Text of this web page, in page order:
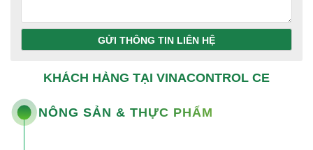
GỬI THÔNG TIN LIÊN HỆ
KHÁCH HÀNG TẠI VINACONTROL CE
NÔNG SẢN & THỰC PHẨM